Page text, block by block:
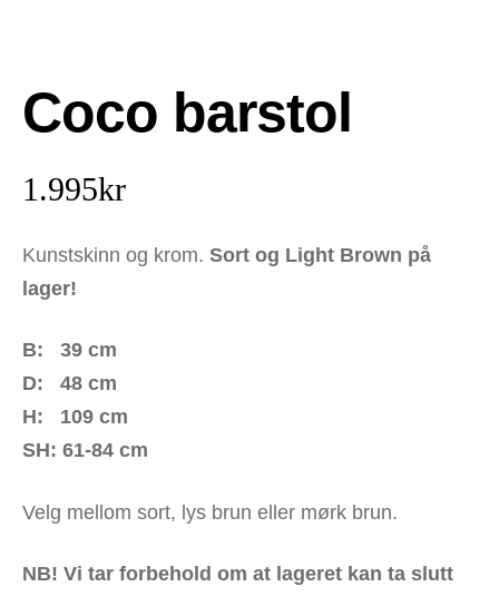
Coco barstol
1.995kr
Kunstskinn og krom. Sort og Light Brown på
lager!
B: 39 cm
D: 48 cm
H: 109 cm
SH: 61-84 cm
Velg mellom sort, lys brun eller mørk brun.
NB! Vi tar forbehold om at lageret kan ta slutt